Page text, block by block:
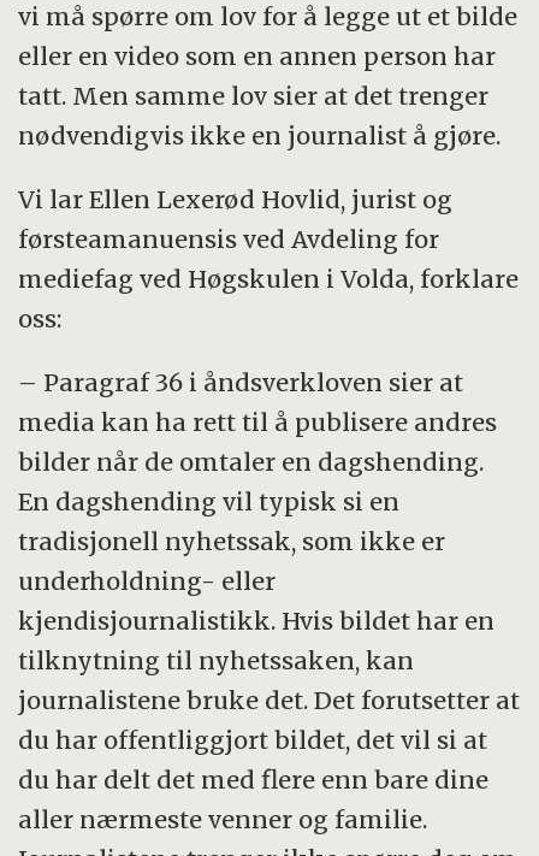
vi må spørre om lov for å legge ut et bilde
eller en video som en annen person har
tatt. Men samme lov sier at det trenger
nødvendigvis ikke en journalist å gjøre.
Vi lar Ellen Lexerød Hovlid, jurist og
førsteamanuensis ved Avdeling for
mediefag ved Høgskulen i Volda, forklare
oss:
– Paragraf 36 i åndsverkloven sier at
media kan ha rett til å publisere andres
bilder når de omtaler en dagshending.
En dagshending vil typisk si en
tradisjonell nyhetssak, som ikke er
underholdning- eller
kjendisjournalistikk. Hvis bildet har en
tilknytning til nyhetssaken, kan
journalistene bruke det. Det forutsetter at
du har offentliggjort bildet, det vil si at
du har delt det med flere enn bare dine
aller nærmeste venner og familie.